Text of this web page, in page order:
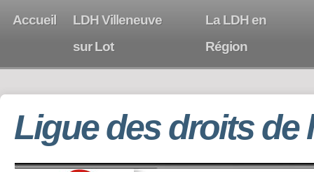
Accueil
LDH Villeneuve
sur Lot
La LDH en
Région
Ligue des droits de